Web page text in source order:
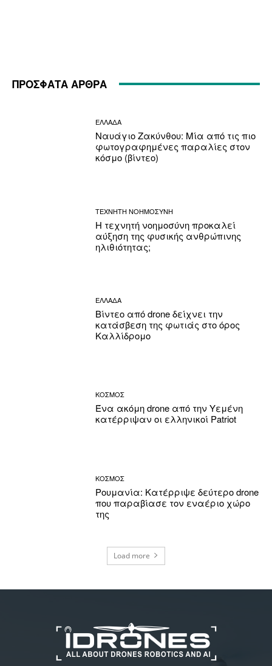
ΠΡΟΣΦΑΤΑ ΑΡΘΡΑ
ΕΛΛΑΔΑ
Ναυάγιο Ζακύνθου: Μία από τις πιο
φωτογραφημένες παραλίες στον
κόσμο (βίντεο)
ΤΕΧΝΗΤΗ ΝΟΗΜΟΣΥΝΗ
Η τεχνητή νοημοσύνη προκαλεί
αύξηση της φυσικής ανθρώπινης
ηλιθιότητας;
ΕΛΛΑΔΑ
Βίντεο από drone δείχνει την
κατάσβεση της φωτιάς στο όρος
Καλλίδρομο
ΚΟΣΜΟΣ
Ένα ακόμη drone από την Υεμένη
κατέρριψαν οι ελληνικοί Patriot
ΚΟΣΜΟΣ
Ρουμανία: Κατέρριψε δεύτερο drone
που παραβίασε τον εναέριο χώρο
της
Load more